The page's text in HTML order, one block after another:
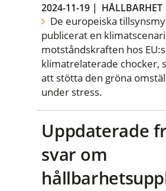
2024-11-19 | HÅLLBARHET
De europeiska
publicerat en
motståndskraften hos
klimatrelaterade chocker,
att stötta den gröna
under stress.
Uppdaterade
svar om